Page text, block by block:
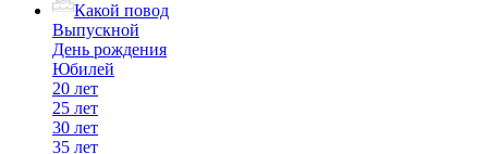
Какой повод
Выпускной
День рождения
Юбилей
20 лет
25 лет
30 лет
35 лет